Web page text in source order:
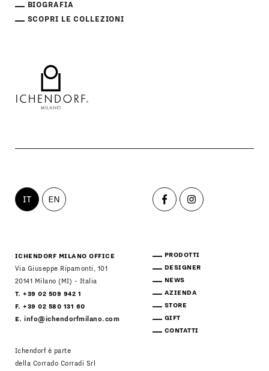
BIOGRAFIA
SCOPRI LE COLLEZIONI
IT EN
ICHENDORF MILANO OFFICE
Via Giuseppe Ripamonti, 101
20141 Milano (MI) - Italia
T. +39 02 509 942 1
F. +39 02 580 131 60
E.info@ichendorfmilano.com
Ichendorf è parte
della Corrado Corradi Srl
PRODOTTI
DESIGNER
NEWS
AZIENDA
STORE
GIFT
CONTATTI